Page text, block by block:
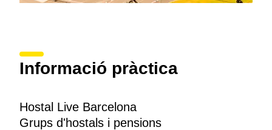
Informació pràctica
Hostal Live Barcelona
Grups d'hostals i pensions